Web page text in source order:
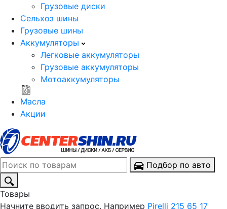
Грузовые диски
Сельхоз шины
Грузовые шины
Аккумуляторы
Легковые аккумуляторы
Грузовые аккумуляторы
Мотоаккумуляторы
Масла
Акции
Подбор по авто
Товары
Начните вводить запрос. Например Pirelli 215 65 17